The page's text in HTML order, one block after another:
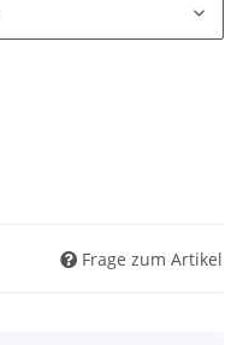
Frage zum Artikel